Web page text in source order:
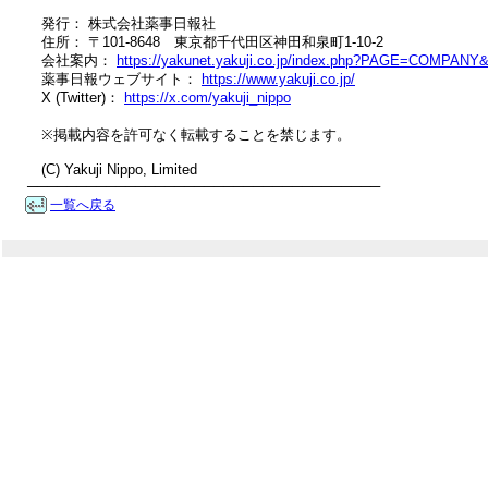
発行： 株式会社薬事日報社
住所： 〒101-8648　東京都千代田区神田和泉町1-10-2
会社案内：
https://yakunet.yakuji.co.jp/
薬事日報ウェブサイト：
https://www.yakuji.co.jp/
X (Twitter)：
https://x.com/yakuji_nippo
※掲載内容を許可なく転載することを禁じます。
(C) Yakuji Nippo, Limited
────────────────────────────────────
一覧へ戻る